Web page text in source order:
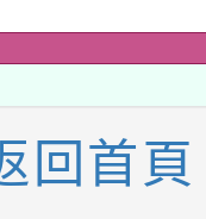
及節水達
福系列
第2次
告(無人
行動站研
年度閱讀
回首頁